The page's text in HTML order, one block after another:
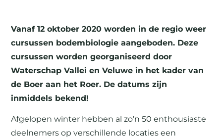
Vanaf 12 oktober 2020 worden in de regio weer
cursussen bodembiologie aangeboden. Deze
cursussen worden georganiseerd door
Waterschap Vallei en Veluwe in het kader van
de Boer aan het Roer. De datums zijn
inmiddels bekend!
Afgelopen winter hebben al zo’n 50 enthousiaste
deelnemers op verschillende locaties een